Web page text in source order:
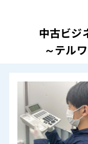
中古ビジ
～テル